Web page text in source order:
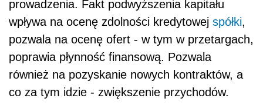
prowadzenia. Fakt podwyższenia kapitału
wpływa na ocenę zdolności kredytowej spółki,
pozwala na ocenę ofert - w tym w przetargach,
poprawia płynność finansową. Pozwala
również na pozyskanie nowych kontraktów, a
co za tym idzie - zwiększenie przychodów.